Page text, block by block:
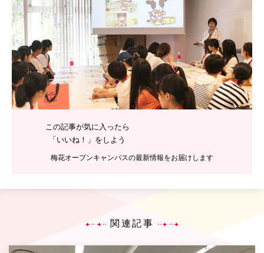
この記事が気に入ったら
「いいね！」をしよう
梅花オープンキャンパスの最新情報をお届けします
関連記事